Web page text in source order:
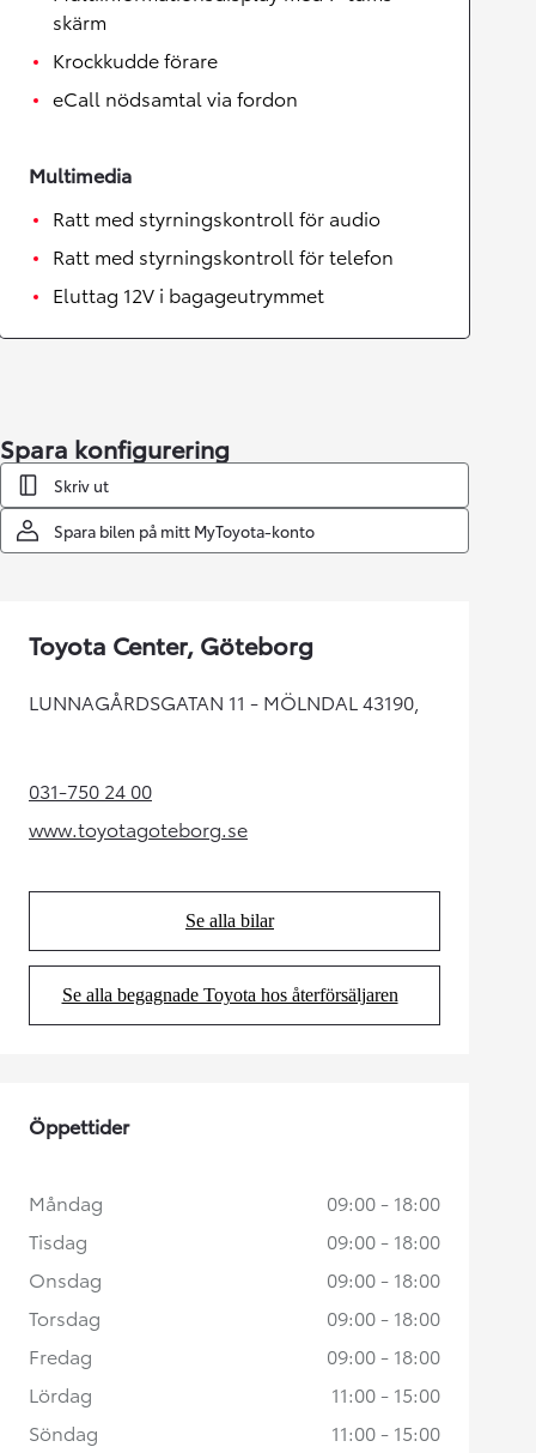
skärm
Krockkudde förare
eCall nödsamtal via fordon
Multimedia
Ratt med styrningskontroll för audio
Ratt med styrningskontroll för telefon
Eluttag 12V i bagageutrymmet
Spara konfigurering
Skriv ut
Spara bilen på mitt MyToyota-konto
Toyota Center, Göteborg
LUNNAGÅRDSGATAN 11 - MÖLNDAL 43190,
031-750 24 00(Opens in new tab)
www.toyotagoteborg.se
(Opens in new tab)
Se alla bilar
(Opens in new tab)
Se alla begagnade Toyota hos återförsäljaren
(Opens in new tab)
Öppettider
Måndag
09:00 - 18:00
Tisdag
09:00 - 18:00
Onsdag
09:00 - 18:00
Torsdag
09:00 - 18:00
Fredag
09:00 - 18:00
Lördag
11:00 - 15:00
Söndag
11:00 - 15:00